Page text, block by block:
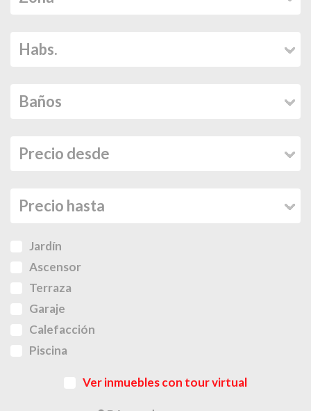
Jardín
Ascensor
Terraza
Garaje
Calefacción
Piscina
Ver inmuebles con tour virtual